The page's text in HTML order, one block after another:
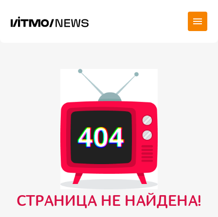
СТРАНИЦА НЕ НАЙДЕНА!